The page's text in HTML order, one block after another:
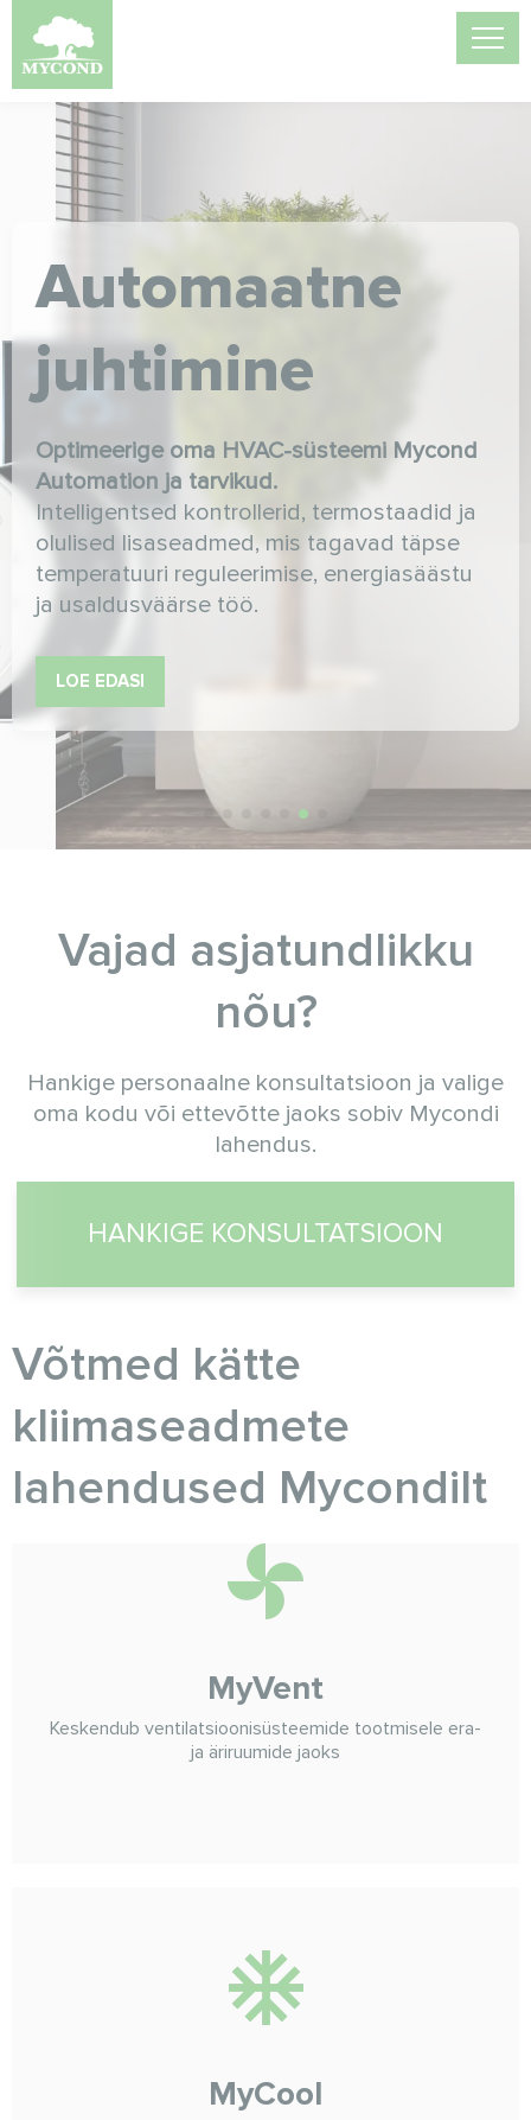
Automaatne
juhtimine
Optimeerige oma HVAC-süsteemi Mycond
Automation ja tarvikud.
Intelligentsed kontrollerid, termostaadid ja
olulised lisaseadmed, mis tagavad täpse
temperatuuri reguleerimise, energiasäästu
ja usaldusväärse töö.
LOE EDASI
Vajad asjatundlikku
nõu?
Hankige personaalne konsultatsioon ja valige
oma kodu või ettevõtte jaoks sobiv Mycondi
lahendus.
HANKIGE KONSULTATSIOON
Võtmed kätte
kliimaseadmete
lahendused Myсondilt
MyVent
Keskendub ventilatsioonisüsteemide tootmisele era-
ja äriruumide jaoks
MyCool